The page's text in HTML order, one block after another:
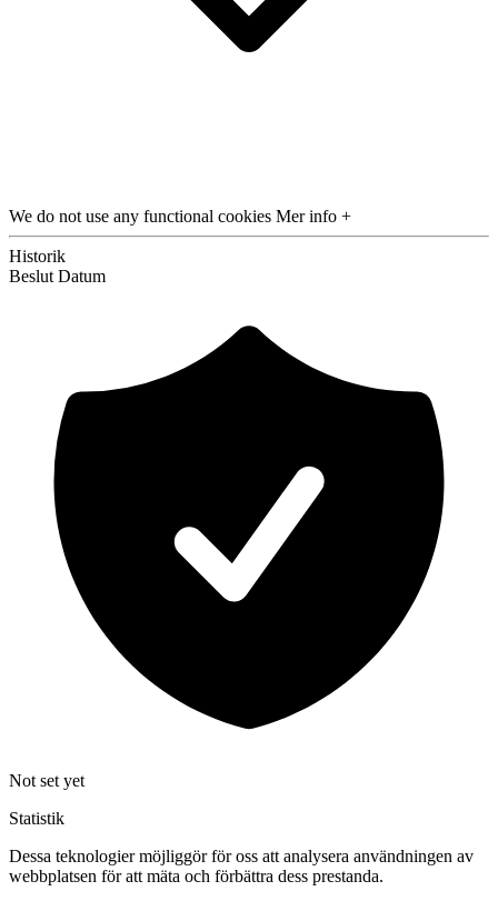
We do not use any functional cookies Mer info +
Historik
Beslut Datum
Not set yet
Statistik
Dessa teknologier möjliggör för oss att analysera användningen av
webbplatsen för att mäta och förbättra dess prestanda.